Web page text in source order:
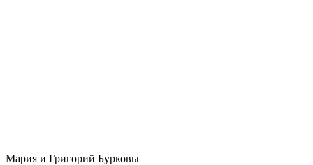
Мария и Григорий Бурковы